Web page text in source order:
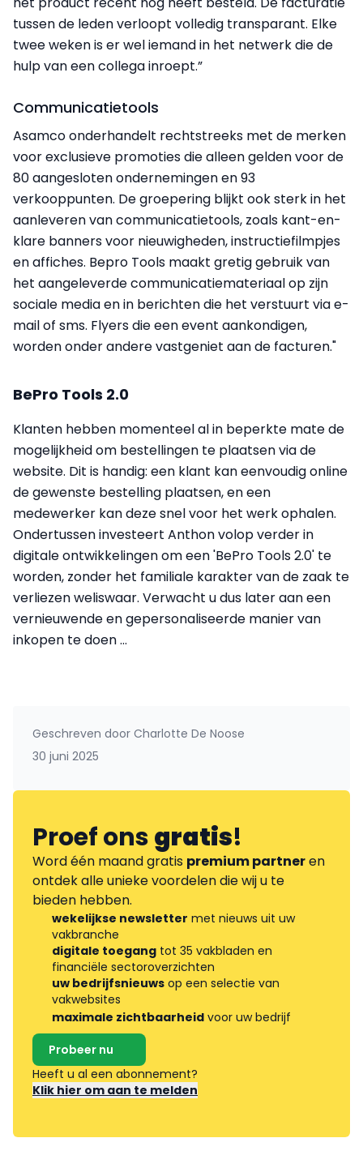
tussen de leden verloopt volledig transparant. Elke
twee weken is er wel iemand in het netwerk die de
hulp van een collega inroept.”
Communicatietools
Asamco onderhandelt rechtstreeks met de merken
voor exclusieve promoties die alleen gelden voor de
80 aangesloten ondernemingen en 93
verkooppunten. De groepering blijkt ook sterk in het
aanleveren van communicatietools, zoals kant-en-
klare banners voor nieuwigheden, instructiefilmpjes
en affiches. Bepro Tools maakt gretig gebruik van
het aangeleverde communicatiemateriaal op zijn
sociale media en in berichten die het verstuurt via e-
mail of sms. Flyers die een event aankondigen,
worden onder andere vastgeniet aan de facturen."
BePro Tools 2.0
Klanten hebben momenteel al in beperkte mate de
mogelijkheid om bestellingen te plaatsen via de
website. Dit is handig: een klant kan eenvoudig online
de gewenste bestelling plaatsen, en een
medewerker kan deze snel voor het werk ophalen.
Ondertussen investeert Anthon volop verder in
digitale ontwikkelingen om een 'BePro Tools 2.0' te
worden, zonder het familiale karakter van de zaak te
verliezen weliswaar. Verwacht u dus later aan een
vernieuwende en gepersonaliseerde manier van
inkopen te doen …
Geschreven door Charlotte De Noose
30 juni 2025
Proef onsgratis!
Word één maand gratis premium partneren
ontdek alle unieke voordelen die wij u te
bieden hebben.
wekelijkse newsletter met nieuws uit uw
vakbranche
digitale toegang tot 35 vakbladen en
financiële sectoroverzichten
uw bedrijfsnieuws op een selectie van
vakwebsites
maximale zichtbaarheid voor uw bedrijf
Probeer nu
Heeft u al een abonnement?
Klik hier om aan te melden